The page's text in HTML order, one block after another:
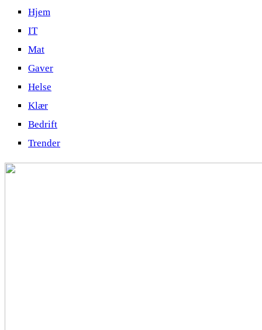
Hjem
IT
Mat
Gaver
Helse
Klær
Bedrift
Trender